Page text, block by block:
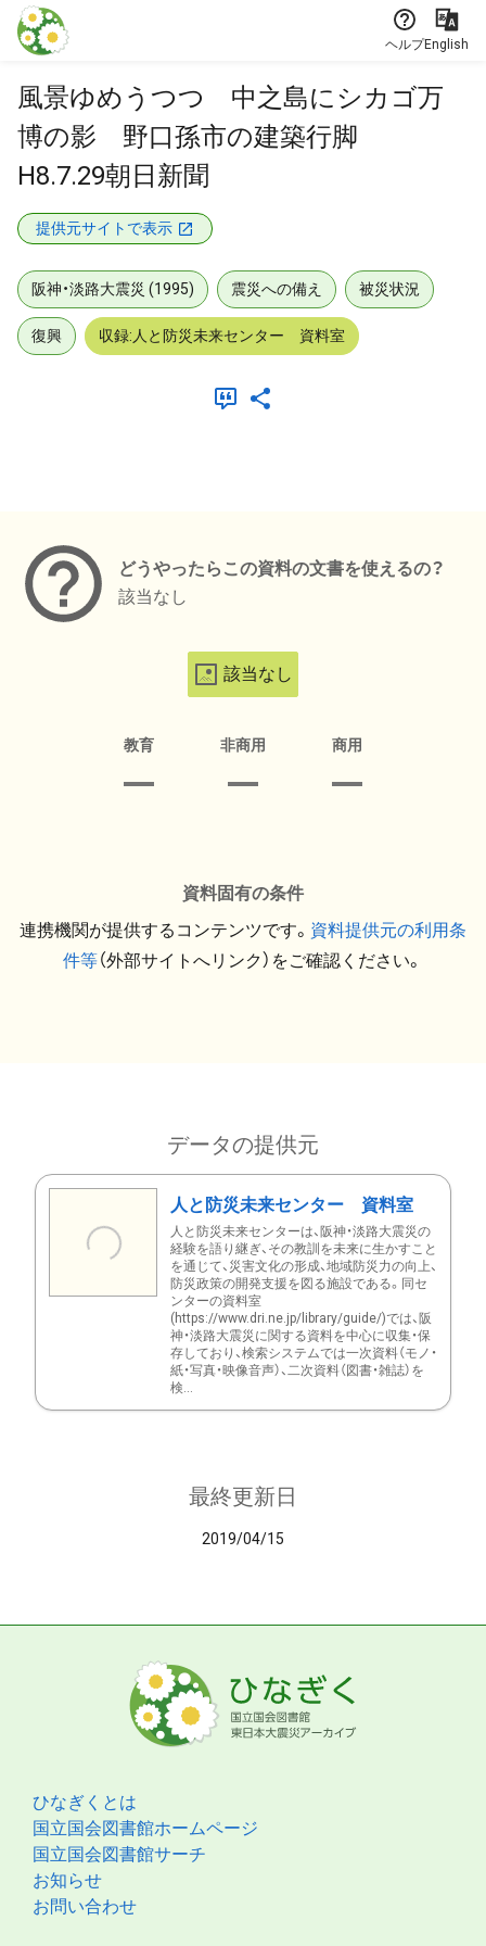
本文に飛ぶ
ヘルプEnglish
風景ゆめうつつ 中之島にシカゴ万
博の影 野口孫市の建築行脚
H8.7.29朝日新聞
提供元サイトで表示
阪神・淡路大震災 (1995) 震災への備え 被災状況
復興 収録:人と防災未来センター 資料室
どうやったらこの資料の文書を使えるの？
該当なし
該当なし
教育 非商用 商用
資料固有の条件
連携機関が提供するコンテンツです。 資料提供元の利用条
件等（外部サイトへリンク）をご確認ください。
データの提供元
人と防災未来センター 資料室
人と防災未来センターは、阪神・淡路大震災の
経験を語り継ぎ、その教訓を未来に生かすこと
を通じて、災害文化の形成、地域防災力の向上、
防災政策の開発支援を図る施設である。同セ
ンターの資料室
(https://www.dri.ne.jp/library/guide/)では、阪
神・淡路大震災に関する資料を中心に収集・保
存しており、検索システムでは一次資料（モノ・
紙・写真・映像音声）、二次資料（図書・雑誌）を
検...
最終更新日
2019/04/15
ひなぎくとは
国立国会図書館ホームページ
国立国会図書館サーチ
お知らせ
お問い合わせ